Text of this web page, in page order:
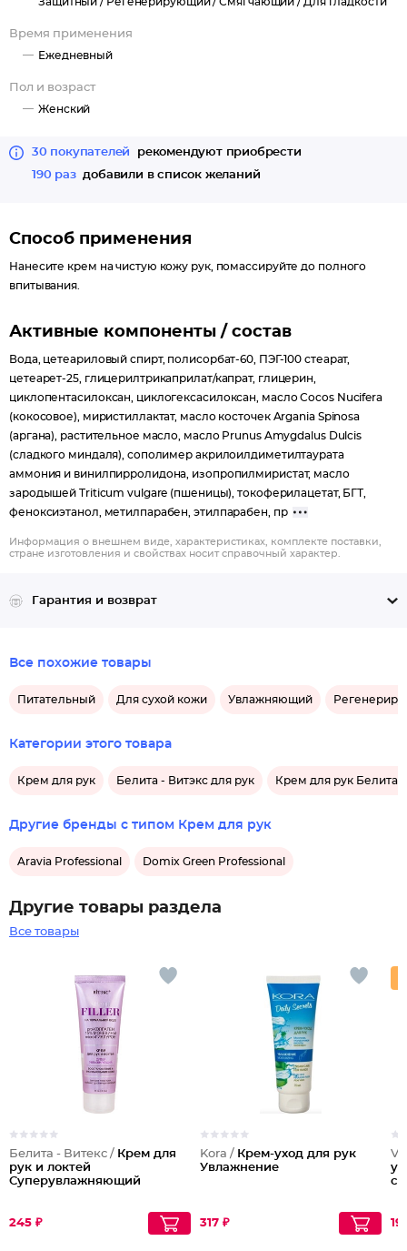
Время применения
Ежедневный
Пол и возраст
Женский
30 покупателей
рекомендуют приобрести
190 раз добавили в список желаний
Способ применения
Нанесите крем на чистую кожу рук, помассируйте до полного
впитывания.
Активные компоненты / состав
Вода, цетеариловый спирт, полисорбат-60, ПЭГ-100 стеарат,
цетеарет-25, глицерилтрикаприлат/капрат, глицерин,
циклопентасилоксан, циклогексасилоксан, масло Cocos Nucifera
(кокосовое), миристиллактат, масло косточек Argania Spinosa
(аргана), растительное масло, масло Prunus Amygdalus Dulcis
(сладкого миндаля), сополимер акрилоилдиметилтаурата
аммония и винилпирролидона, изопропилмиристат, масло
зародышей Triticum vulgare (пшеницы), токоферилацетат, БГТ,
феноксиэтанол, метилпарабен, этилпарабен, пр
Информация о внешнем виде, характеристиках, комплекте поставки,
стране изготовления и свойствах носит справочный характер.
Гарантия и возврат
Все похожие товары
Питательный Для сухой кожи Увлажняющий
Категории этого товара
Крем для рук Белита - Витэкс для рук Крем для рук Белита -
Другие бренды с типом Крем для рук
Aravia Professional Domix Green Professional
Другие товары раздела
Все товары
Белита - Витекс / Крем для
рук и локтей
Суперувлажняющий
245 ₽
Kora / Крем-уход для рук
Увлажнение
317 ₽